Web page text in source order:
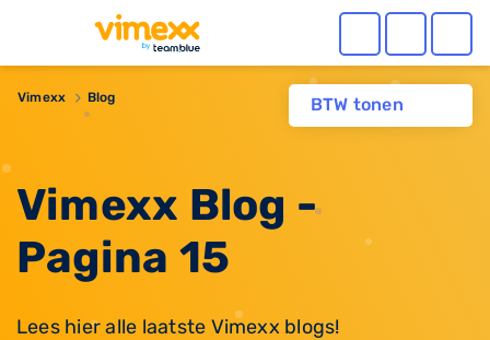
BTW tonen
Vimexx Blog
Vimexx Blog -
Pagina 15
Lees hier alle laatste Vimexx blogs!